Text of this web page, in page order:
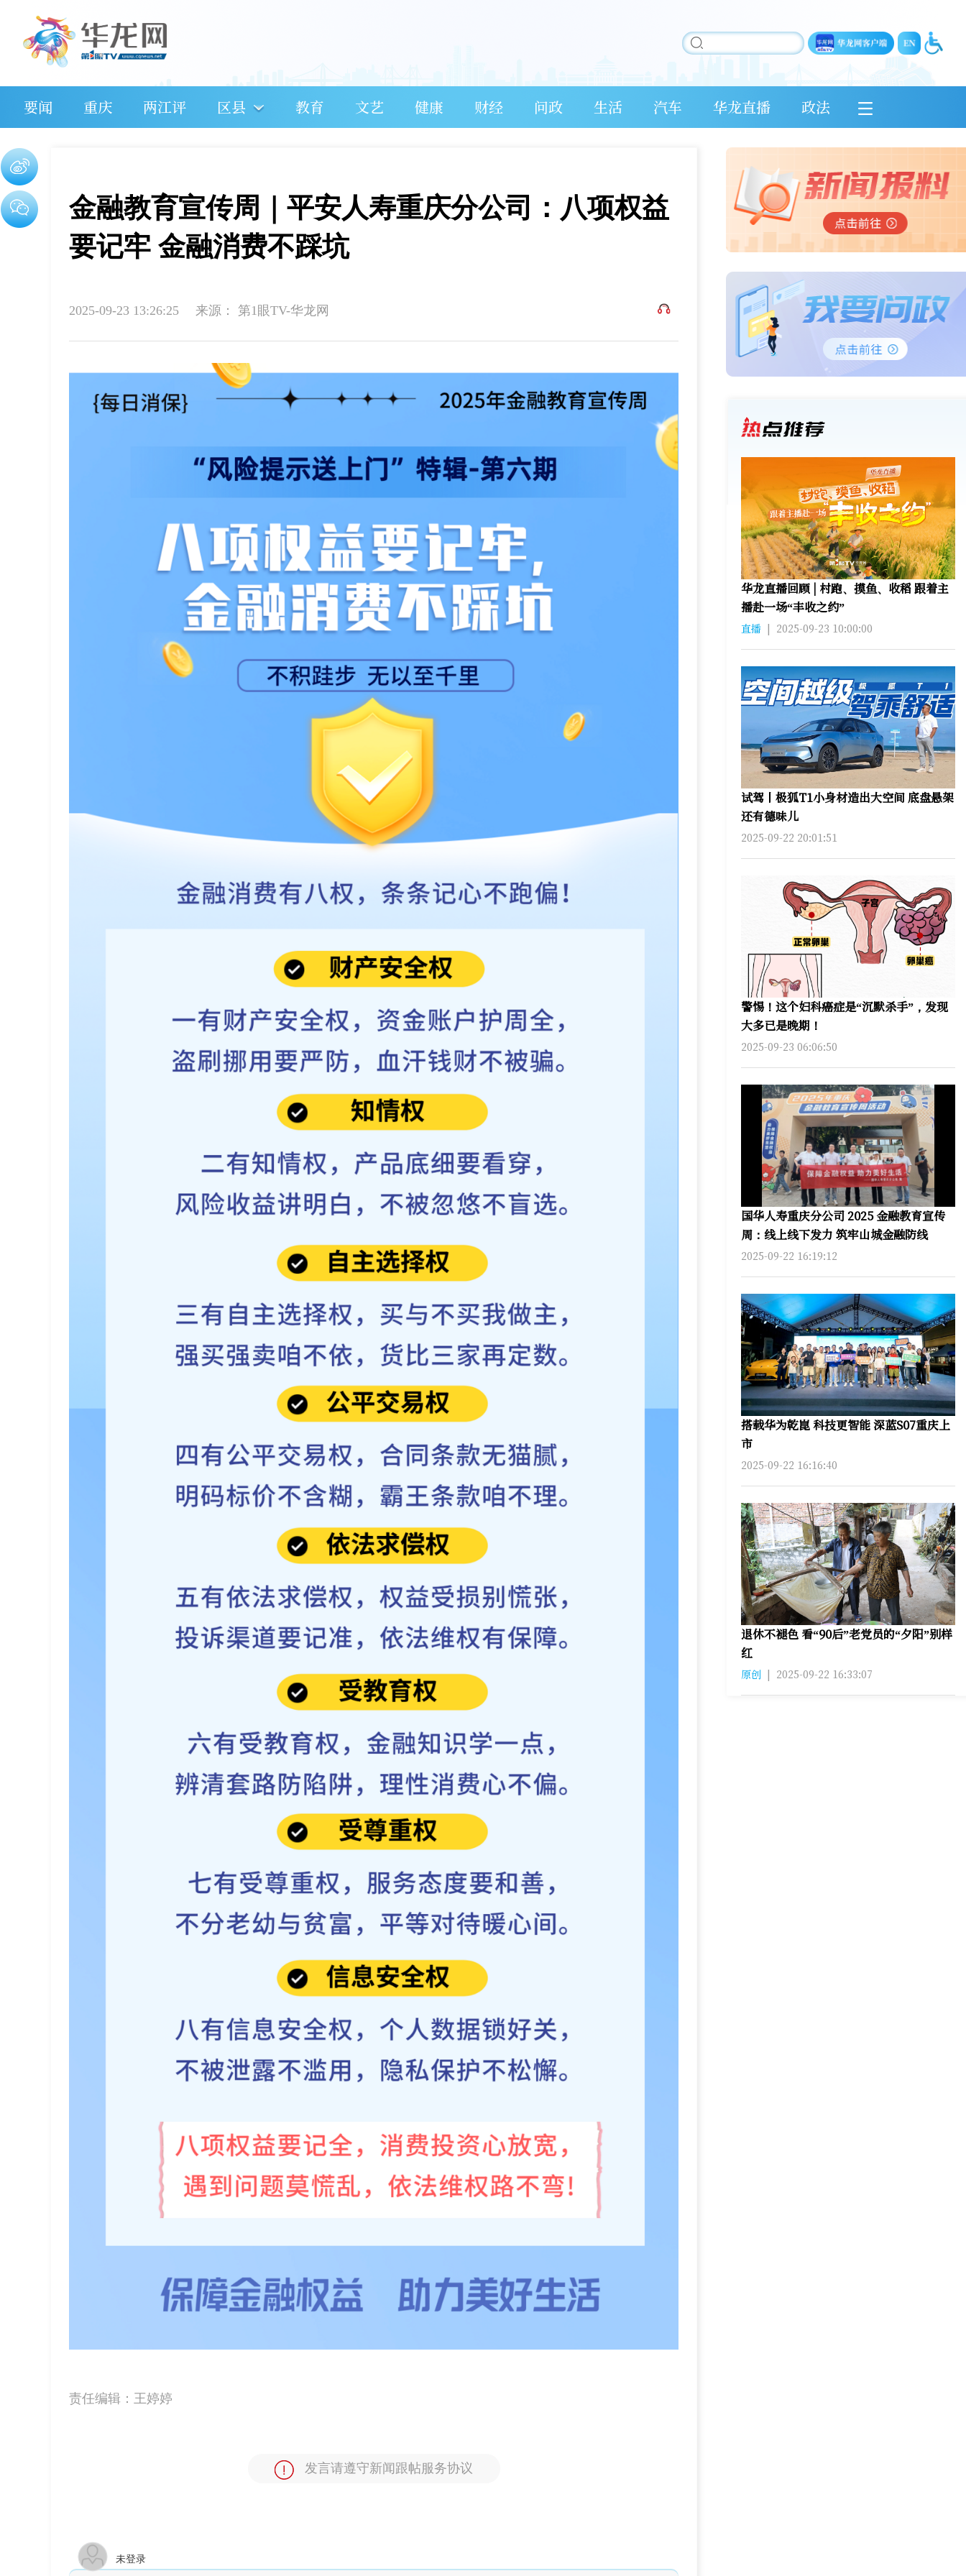
要闻 重庆 两江评 区县 教育 文艺 健康 财经 问政 生活 汽车 华龙直播 政法
金融教育宣传周｜平安人寿重庆分公司：八项权益
要记牢 金融消费不踩坑
2025-09-23 13:26:25 来源： 第1眼TV-华龙网
责任编辑： 王婷婷
发言请遵守新闻跟帖服务协议
未登录
华龙直播回顾 | 村跑、摸鱼、收稻 跟着主
播赴一场“丰收之约”
直播 | 2025-09-23 10:00:00
试驾丨极狐T1小身材造出大空间 底盘悬架
还有德味儿
2025-09-22 20:01:51
警惕！这个妇科癌症是“沉默杀手”，发现
大多已是晚期！
2025-09-23 06:06:50
国华人寿重庆分公司 2025 金融教育宣传
周：线上线下发力 筑牢山城金融防线
2025-09-22 16:19:12
搭载华为乾崑 科技更智能 深蓝S07重庆上
市
2025-09-22 16:16:40
退休不褪色 看“90后”老党员的“夕阳”别样
红
原创 | 2025-09-22 16:33:07